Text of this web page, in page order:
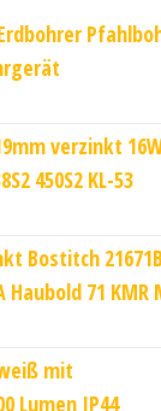
verzinkt
450S2 KL-53
Bostitch
Haubold 71 KMR
mit
Lumen IP44